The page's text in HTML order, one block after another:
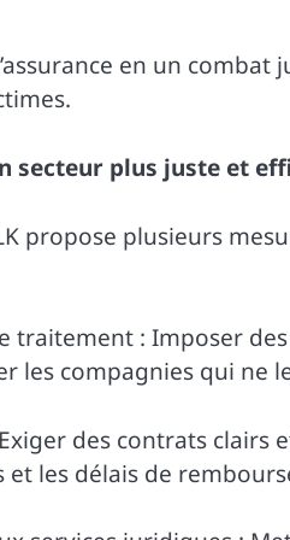
en un
secteur plus juste et
propose plusieurs
traitement : Imposer
les compagnies qui ne
des contrats clairs
et les délais de